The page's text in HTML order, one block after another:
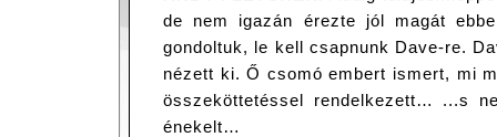
de nem igazán érezte jól magát
gondoltuk, le kell csapnunk Dave-re.
nézett ki. Ő csomó embert ismert, mi
összeköttetéssel rendelkezett… ...s
énekelt…